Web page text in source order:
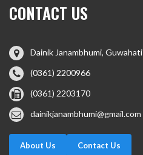
CONTACT US
Dainik Janambhumi, Guwahati
(0361) 2200966
(0361) 2203170
dainikjanambhumi@gmail.com
About Us Contact Us